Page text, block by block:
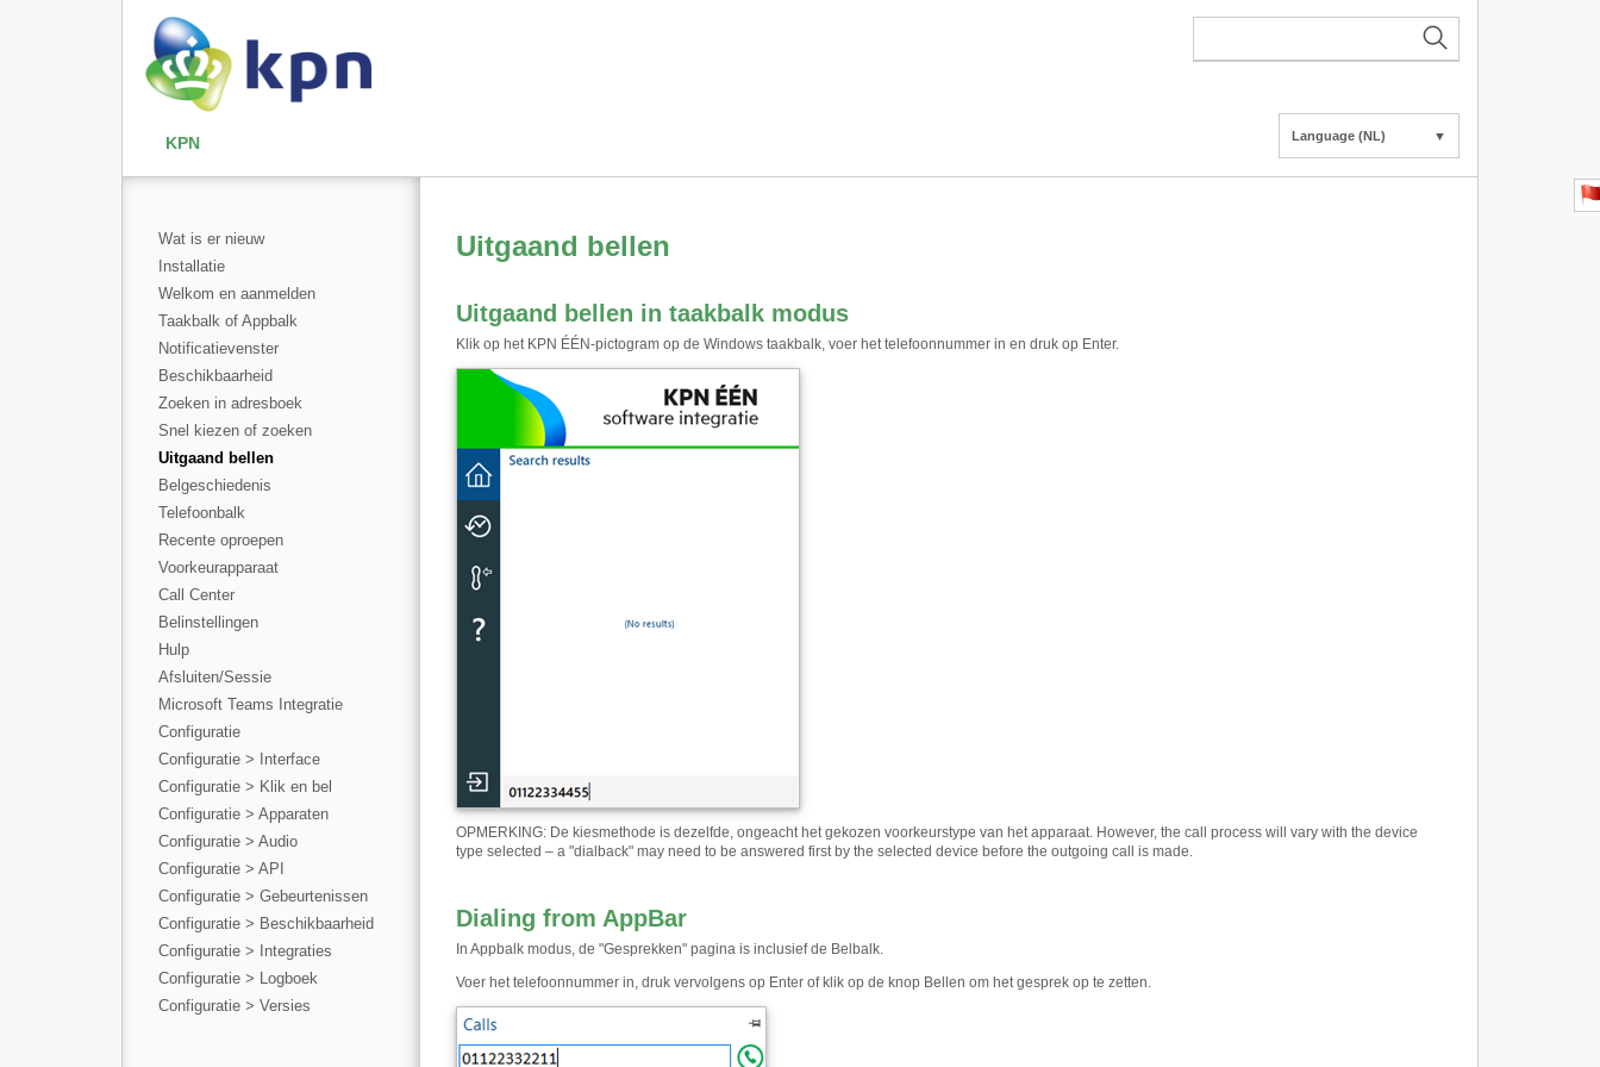
KPN Language (NL) ▼
Wat is er nieuw
Installatie
Welkom en aanmelden
Taakbalk of Appbalk
Notificatievenster
Beschikbaarheid
Zoeken in adresboek
Snel kiezen of zoeken
Uitgaand bellen
Belgeschiedenis
Telefoonbalk
Recente oproepen
Voorkeurapparaat
Call Center
Belinstellingen
Hulp
Afsluiten/Sessie
Microsoft Teams Integratie
Configuratie
Configuratie > Interface
Configuratie > Klik en bel
Configuratie > Apparaten
Configuratie > Audio
Configuratie > API
Configuratie > Gebeurtenissen
Configuratie > Beschikbaarheid
Configuratie > Integraties
Configuratie > Logboek
Configuratie > Versies
Uitgaand bellen
Uitgaand bellen in taakbalk modus
Klik op het KPN ÉÉN-pictogram op de Windows taakbalk, voer het telefoonnummer in en druk op Enter.
OPMERKING: De kiesmethode is dezelfde, ongeacht het gekozen voorkeurstype van het apparaat. However, the call process will vary with the device
type selected – a "dialback" may need to be answered first by the selected device before the outgoing call is made.
Dialing from AppBar
In Appbalk modus, de "Gesprekken" pagina is inclusief de Belbalk.
Voer het telefoonnummer in, druk vervolgens op Enter of klik op de knop Bellen om het gesprek op te zetten.